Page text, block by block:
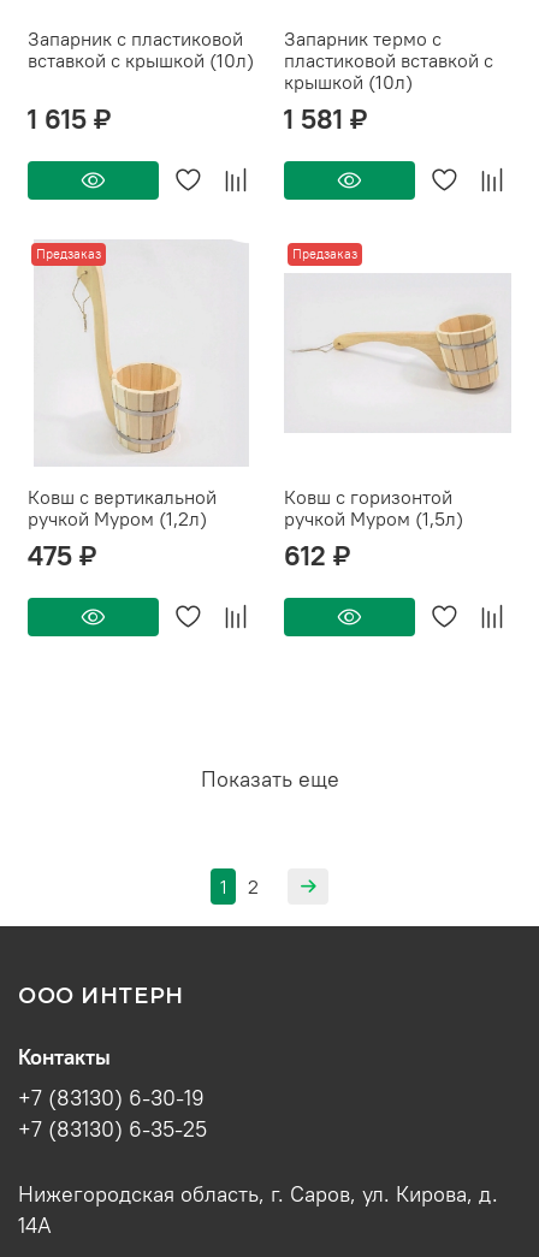
Запарник с пластиковой
вставкой с крышкой (10л)
1 615 ₽
Запарник термо с
пластиковой вставкой с
крышкой (10л)
1 581 ₽
Предзаказ
Ковш с вертикальной
ручкой Муром (1,2л)
475 ₽
Предзаказ
Ковш с горизонтой
ручкой Муром (1,5л)
612 ₽
Показать еще
1 2
ООО ИНТЕРН
Контакты
+7 (83130) 6-30-19
+7 (83130) 6-35-25
Нижегородская область, г. Саров, ул. Кирова, д.
14А